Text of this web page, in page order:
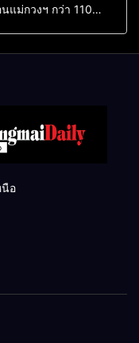
แม่กวงฯ กว่า 110
นือ